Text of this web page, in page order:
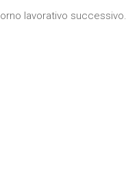
lavorativo successivo.